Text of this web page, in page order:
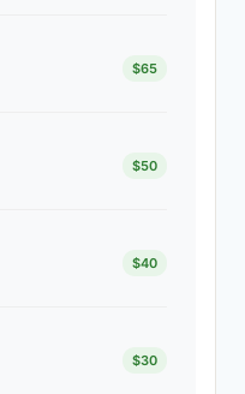
$65
$50
$40
$30